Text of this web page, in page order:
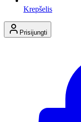
Krepšelis
Prisijungti